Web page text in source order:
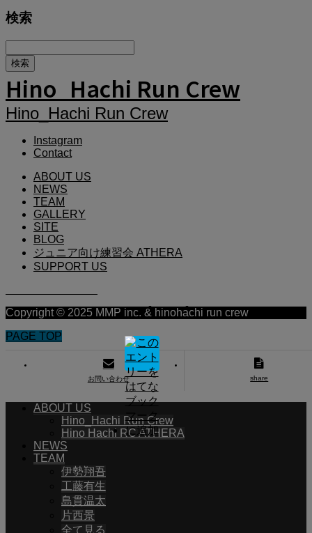
検索
Hino_Hachi Run Crew
Hino_Hachi Run Crew
Instagram
Contact
ABOUT US
NEWS
TEAM
GALLERY
SITE
BLOG
ジュニア向け練習会 ATHERA
SUPPORT US
Copyright © 2025 MMP inc. & hinohachi run crew
PAGE TOP
お問い合わせ share
ABOUT US
Hino_Hachi Run Crew
Hino Hachi RC ATHERA
NEWS
TEAM
伊勢翔吾
工藤有生
島貫温太
片西景
全て見る